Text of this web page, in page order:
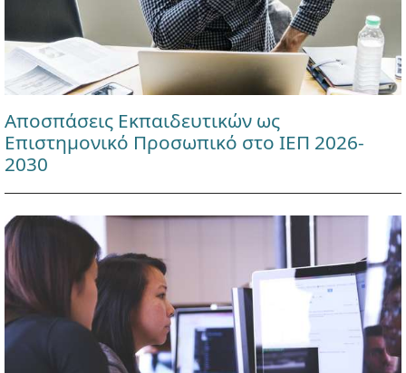
Αποσπάσεις Εκπαιδευτικών ως
Επιστημονικό Προσωπικό στο ΙΕΠ 2026-
2030